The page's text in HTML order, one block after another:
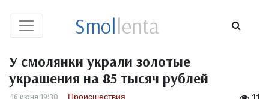
Smollenta
У смолянки украли золотые
украшения на 85 тысяч рублей
16 июня 19:30 Происшествия